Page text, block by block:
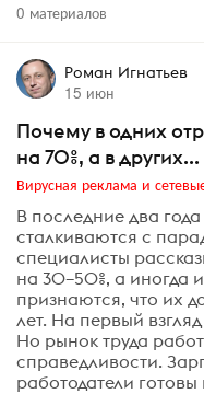
0 материалов
Роман Игнатьев
15 июн
Почему в одних
на 70%, а в
Вирусная реклама и
В последние два
сталкиваются с
специалисты
на 30–50%, а иногда
признаются, что их
лет. На первый
Но рынок труда
справедливости.
работодатели